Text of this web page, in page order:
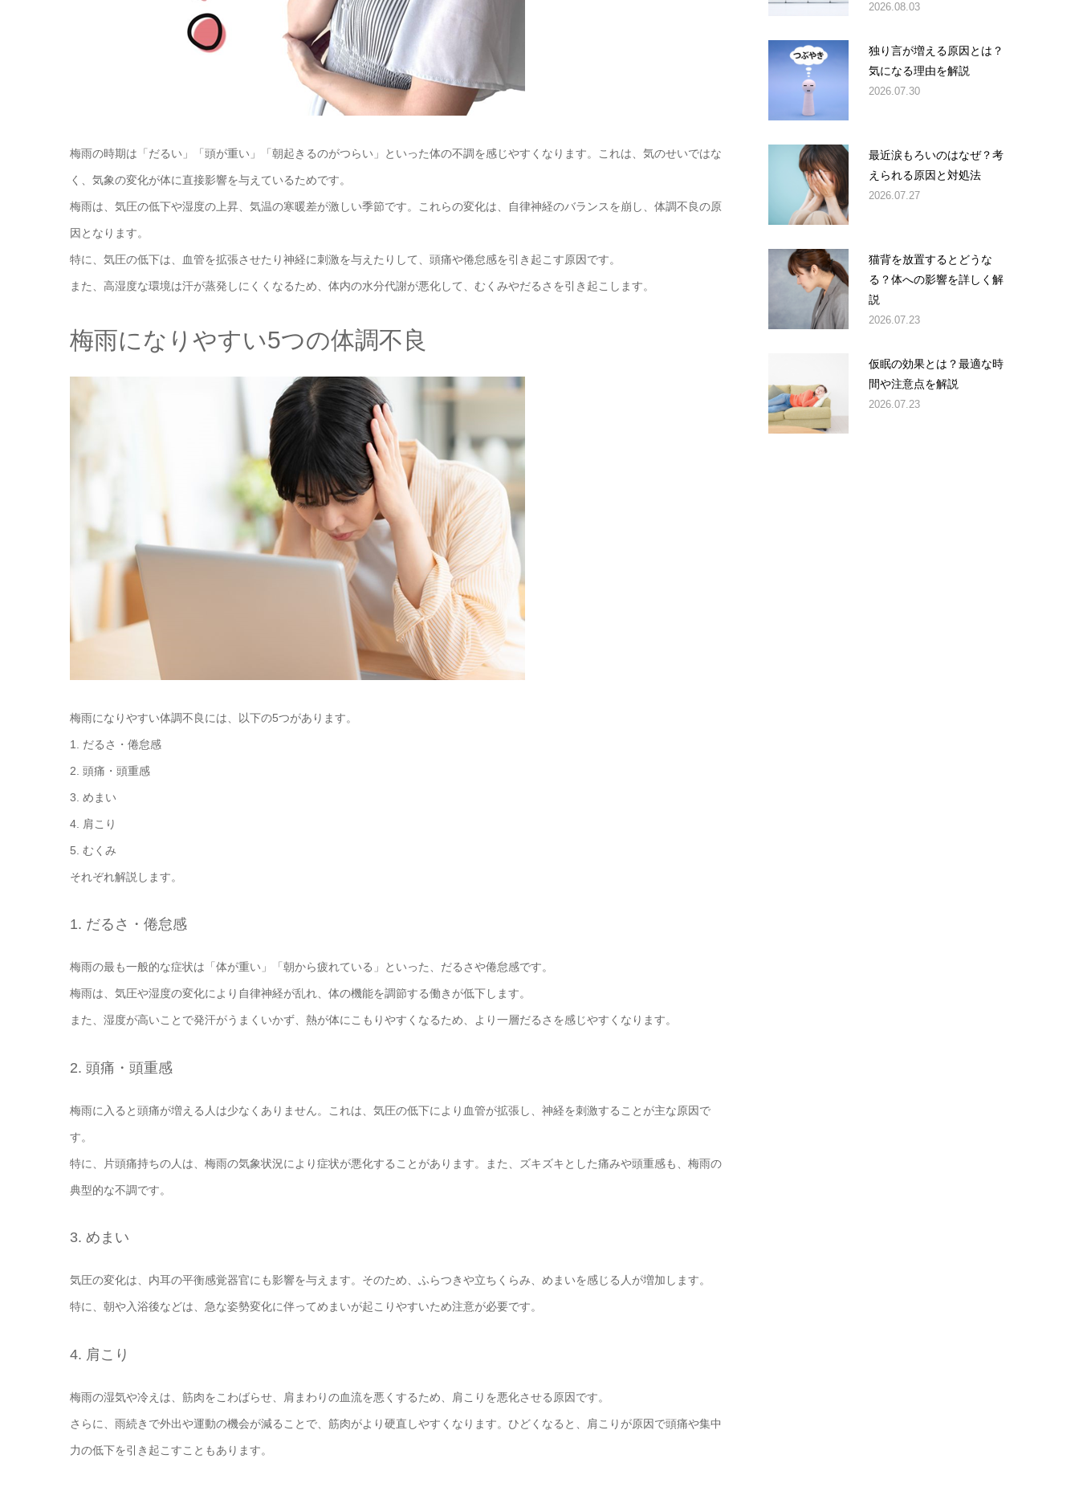
梅雨の時期は「だるい」「頭が重い」「朝起きるのがつらい」といった体の不調を感じやすくなります。これは、気のせいではな
く、気象の変化が体に直接影響を与えているためです。
梅雨は、気圧の低下や湿度の上昇、気温の寒暖差が激しい季節です。これらの変化は、自律神経のバランスを崩し、体調不良の原
因となります。
特に、気圧の低下は、血管を拡張させたり神経に刺激を与えたりして、頭痛や倦怠感を引き起こす原因です。
また、高湿度な環境は汗が蒸発しにくくなるため、体内の水分代謝が悪化して、むくみやだるさを引き起こします。
梅雨になりやすい5つの体調不良
梅雨になりやすい体調不良には、以下の5つがあります。
1. だるさ・倦怠感
2. 頭痛・頭重感
3. めまい
4. 肩こり
5. むくみ
それぞれ解説します。
1. だるさ・倦怠感
梅雨の最も一般的な症状は「体が重い」「朝から疲れている」といった、だるさや倦怠感です。
梅雨は、気圧や湿度の変化により自律神経が乱れ、体の機能を調節する働きが低下します。
また、湿度が高いことで発汗がうまくいかず、熱が体にこもりやすくなるため、より一層だるさを感じやすくなります。
2. 頭痛・頭重感
梅雨に入ると頭痛が増える人は少なくありません。これは、気圧の低下により血管が拡張し、神経を刺激することが主な原因で
す。
特に、片頭痛持ちの人は、梅雨の気象状況により症状が悪化することがあります。また、ズキズキとした痛みや頭重感も、梅雨の
典型的な不調です。
3. めまい
気圧の変化は、内耳の平衡感覚器官にも影響を与えます。そのため、ふらつきや立ちくらみ、めまいを感じる人が増加します。
特に、朝や入浴後などは、急な姿勢変化に伴ってめまいが起こりやすいため注意が必要です。
4. 肩こり
梅雨の湿気や冷えは、筋肉をこわばらせ、肩まわりの血流を悪くするため、肩こりを悪化させる原因です。
さらに、雨続きで外出や運動の機会が減ることで、筋肉がより硬直しやすくなります。ひどくなると、肩こりが原因で頭痛や集中
力の低下を引き起こすこともあります。
2026.08.03
独り言が増える原因とは？
気になる理由を解説
2026.07.30
最近涙もろいのはなぜ？考
えられる原因と対処法
2026.07.27
猫背を放置するとどうな
る？体への影響を詳しく解
説
2026.07.23
仮眠の効果とは？最適な時
間や注意点を解説
2026.07.23